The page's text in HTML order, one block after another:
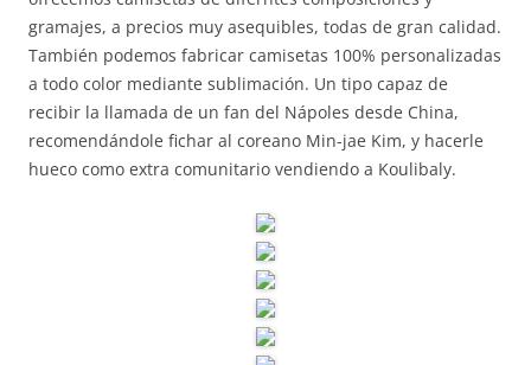
gramajes, a precios muy asequibles, todas de gran calidad.
También podemos fabricar camisetas 100% personalizadas
a todo color mediante sublimación. Un tipo capaz de
recibir la llamada de un fan del Nápoles desde China,
recomendándole fichar al coreano Min-jae Kim, y hacerle
hueco como extra comunitario vendiendo a Koulibaly.